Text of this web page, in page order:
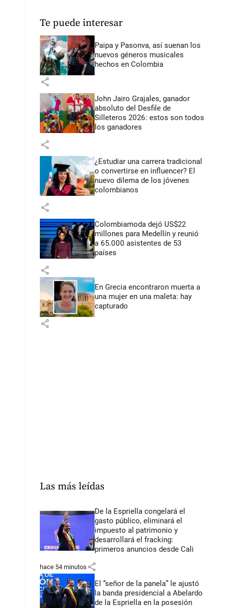
Te puede interesar
Paipa y Pasonva, así suenan los
nuevos géneros musicales
hechos en Colombia
share
John Jairo Grajales, ganador
absoluto del Desfile de
Silleteros 2026: estos son todos
los ganadores
share
¿Estudiar una carrera tradicional
o convertirse en influencer? El
nuevo dilema de los jóvenes
colombianos
share
Colombiamoda dejó US$22
millones para Medellín y reunió
a 65.000 asistentes de 53
países
share
En Grecia encontraron muerta a
una mujer en una maleta: hay
capturado
share
Las más leídas
De la Espriella congelará el
gasto público, eliminará el
impuesto al patrimonio y
desarrollará el fracking:
primeros anuncios desde Cali
hace 54 minutos share
El “señor de la panela” le ajustó
la banda presidencial a Abelardo
de la Espriella en la posesión